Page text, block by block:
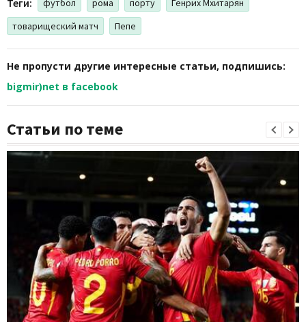
футбол рома порту
Генрих Мхитарян
товарищеский матч
Пепе
Не пропусти другие интересные статьи, подпишись:
bigmir)net в facebook
Статьи по теме